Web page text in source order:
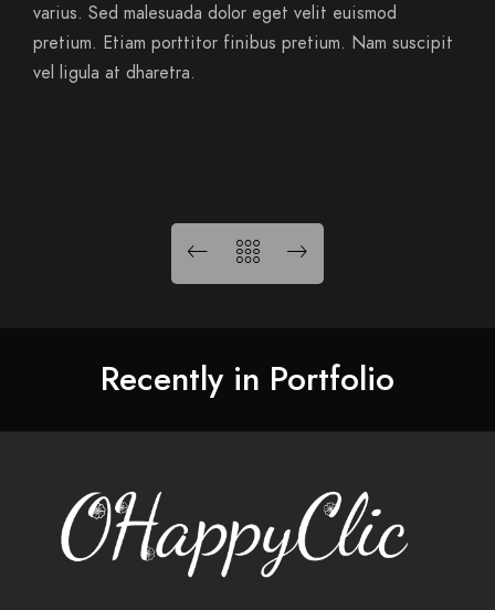
varius. Sed malesuada dolor eget velit euismod
pretium. Etiam porttitor finibus pretium. Nam suscipit
vel ligula at dharetra.
Recently in Portfolio